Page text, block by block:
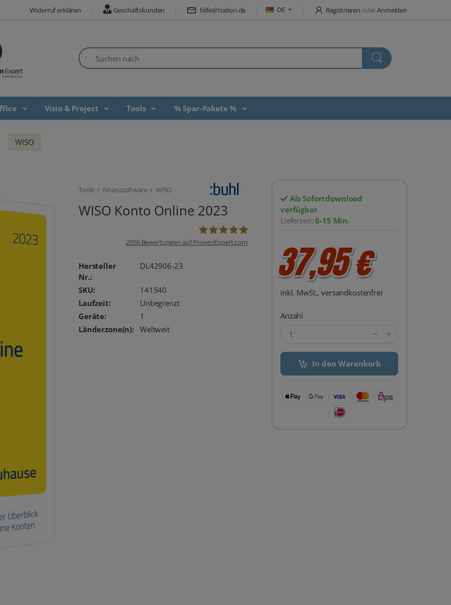
Widerruf erklären Geschäftskunden hilfe@tralion.de DE Registrieren oderAnmelden
Suchen nach
Visio & Project Tools % Spar-Pakete %
WISO
Tools / Finanzsoftware / WISO
WISO Konto Online 2023
2956Bewertungen auf ProvenExpert.com
Hersteller
Nr.:
DL42906-23
SKU:
141540
Laufzeit:
Unbegrenzt
Geräte:
1
Länderzone(n):
Weltweit
Als Sofortdownload
verfügbar
Lieferzeit:0-15 Min.
37,95 €
inkl. MwSt., versandkostenfrei
Anzahl
In den Warenkorb